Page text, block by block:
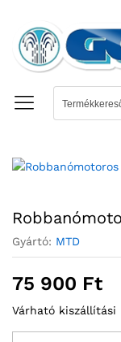
Gyártó: MTD
75 900 Ft
Várható kiszállítási